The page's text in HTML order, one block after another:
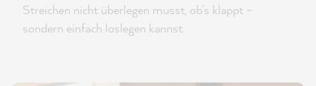
Streichen nicht überlegen musst, ob’s klappt –
sondern einfach loslegen kannst.